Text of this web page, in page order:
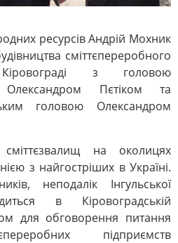
ресурсів Андрій Мохник
сміттєпереробного
з головою
Олександром Пєтіком та
головою Олександром
на околицях
з найгостріших в Україні.
неподалік Інгульської
в Кіровоградській
для обговорення питання
підприємств